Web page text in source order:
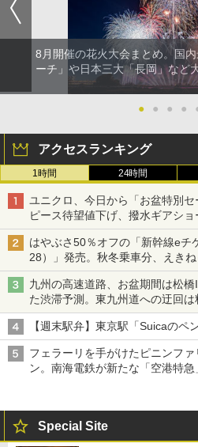
8月開催の花火大会まとめ。国
ーチ」や日本三大「長岡」など
● ● ● ●
アクセスランキング
1時間 24時間
ユニクロ、今日から「お盆特別
ピース待望値下げ、撥水ギアシ
はやぶさ50％オフの「新幹線eチ
28）」発売。秋冬乗車分、えき
九州の高速道路、お盆期間は松
た渋滞予測。東九州道への迂回
【週末駅弁】東京駅「Suicaのペ
フェラーリを手がけたピニンフ
ン。南海電鉄が新たな「空港特
Special Site